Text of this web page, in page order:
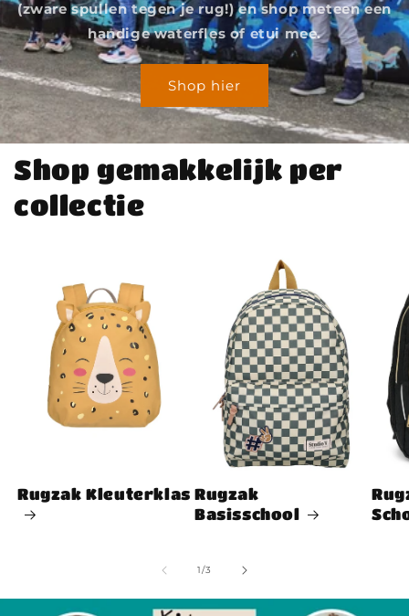
(zware spullen tegen je rug!) en shop meteen een
handige waterfles of etui mee.
Shop hier
Shop gemakkelijk per
collectie
Rugzak Kleuterklas Rugzak
Basisschool
1/van
3